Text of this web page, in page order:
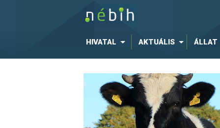
HIVATAL AKTUÁLIS ÁLLAT